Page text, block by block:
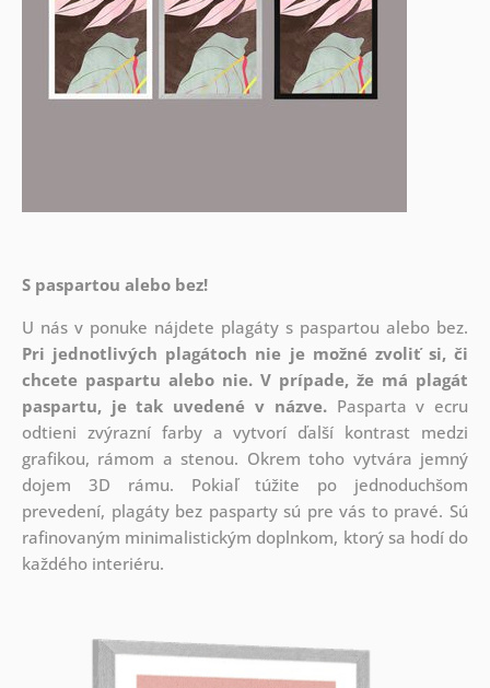
S paspartou alebo bez!
U nás v ponuke nájdete plagáty s paspartou alebo bez.
Pri jednotlivých plagátoch nie je možné zvoliť si, či
chcete paspartu alebo nie. V prípade, že má plagát
paspartu, je tak uvedené v názve.Pasparta v ecru
odtieni zvýrazní farby a vytvorí ďalší kontrast medzi
grafikou, rámom a stenou. Okrem toho vytvára jemný
dojem 3D rámu. Pokiaľ túžite po jednoduchšom
prevedení, plagáty bez pasparty sú pre vás to pravé. Sú
rafinovaným minimalistickým doplnkom, ktorý sa hodí do
každého interiéru.